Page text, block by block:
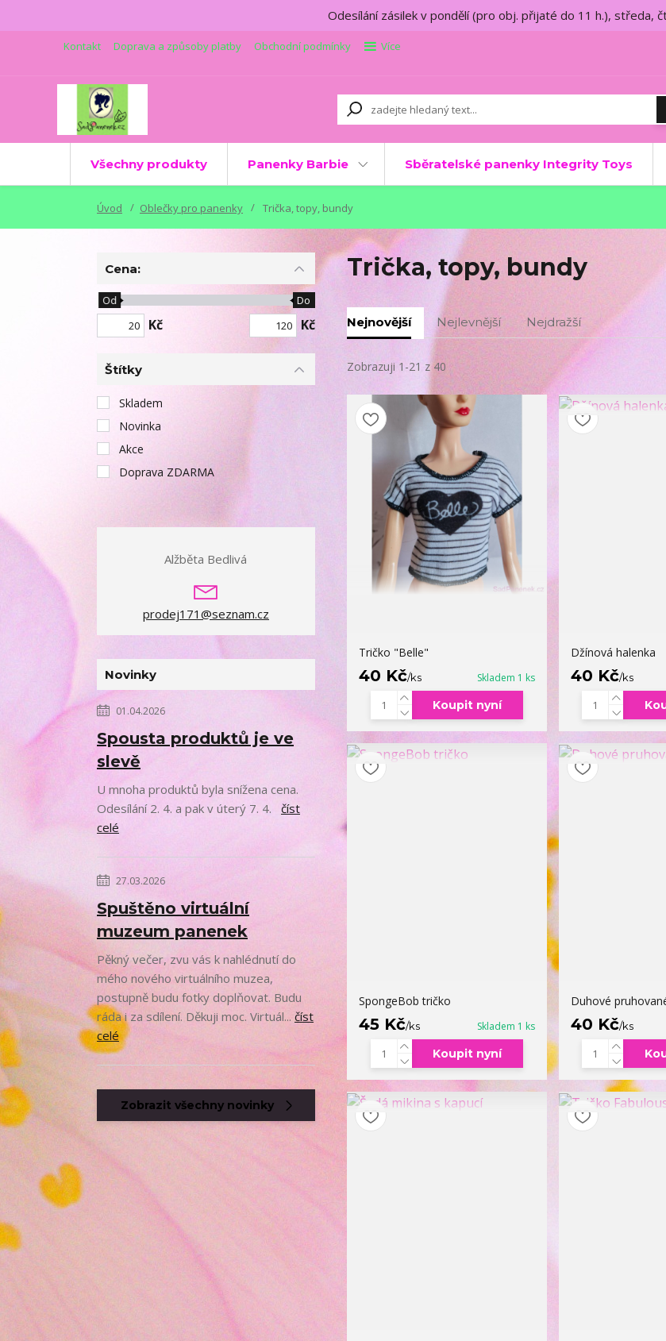
Odesílání zásilek v pondělí (pro obj. přijaté do 11 h.), středa,
Kontakt Doprava a způsoby platby Obchodní podmínky
Více
Všechny produkty Panenky Barbie Sběratelské panenky Integrity Toys
Úvod Oblečky pro panenky Trička, topy, bundy
Trička, topy, bundy
Nejnovější Nejlevnější Nejdražší
Zobrazuji 1-21 z 40
Tričko "Belle"
40 Kč/ks Skladem 1 ks
Koupit nyní
Džínová halenka
40 Kč/ks
SpongeBob tričko
45 Kč/ks Skladem 1 ks
Koupit nyní
Duhové
40 Kč/ks
Cena:
Kč
Od Do
Kč
Štítky
Skladem
Novinka
Akce
Doprava ZDARMA
Alžběta Bedlivá
prodej171@seznam.cz
Novinky
01.04.2026
Spousta produktů je ve
slevě
U mnoha produktů byla snížena cena.
Odesílání 2. 4. a pak v úterý 7. 4. číst
celé
27.03.2026
Spuštěno virtuální
muzeum panenek
Pěkný večer, zvu vás k nahlédnutí do
mého nového virtuálního muzea,
postupně budu fotky doplňovat. Budu
ráda i za sdílení. Děkuji moc. Virtuál... číst
celé
Zobrazit všechny novinky